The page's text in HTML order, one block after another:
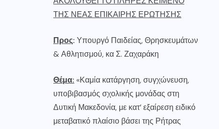
ΤΗΣ ΝΕΑΣ ΕΠΙΚΑΙΡΗΣ ΕΡΩΤΗΣΗΣ
Προς: Υπουργό Παιδείας, Θρησκευμάτων
& Αθλητισμού, κα Σ. Ζαχαράκη
Θέμα: «Καμία κατάργηση, συγχώνευση,
υποβιβασμός σχολικής μονάδας στη
Δυτική Μακεδονία, με κατ’ εξαίρεση ειδικό
μεταβατικό πλαίσιο βάσει της Ρήτρας